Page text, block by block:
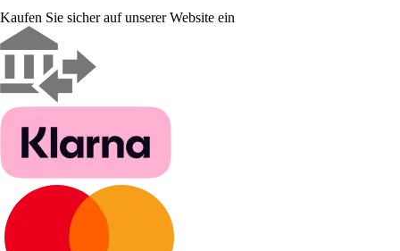
Kaufen Sie sicher auf unserer Website ein